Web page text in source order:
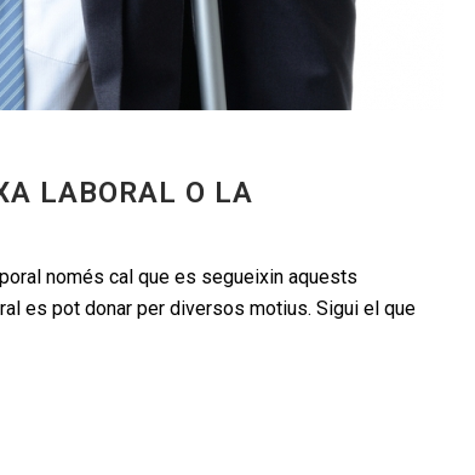
LABORAL O LA
només cal que es segueixin aquests
es pot donar per diversos motius. Sigui el que